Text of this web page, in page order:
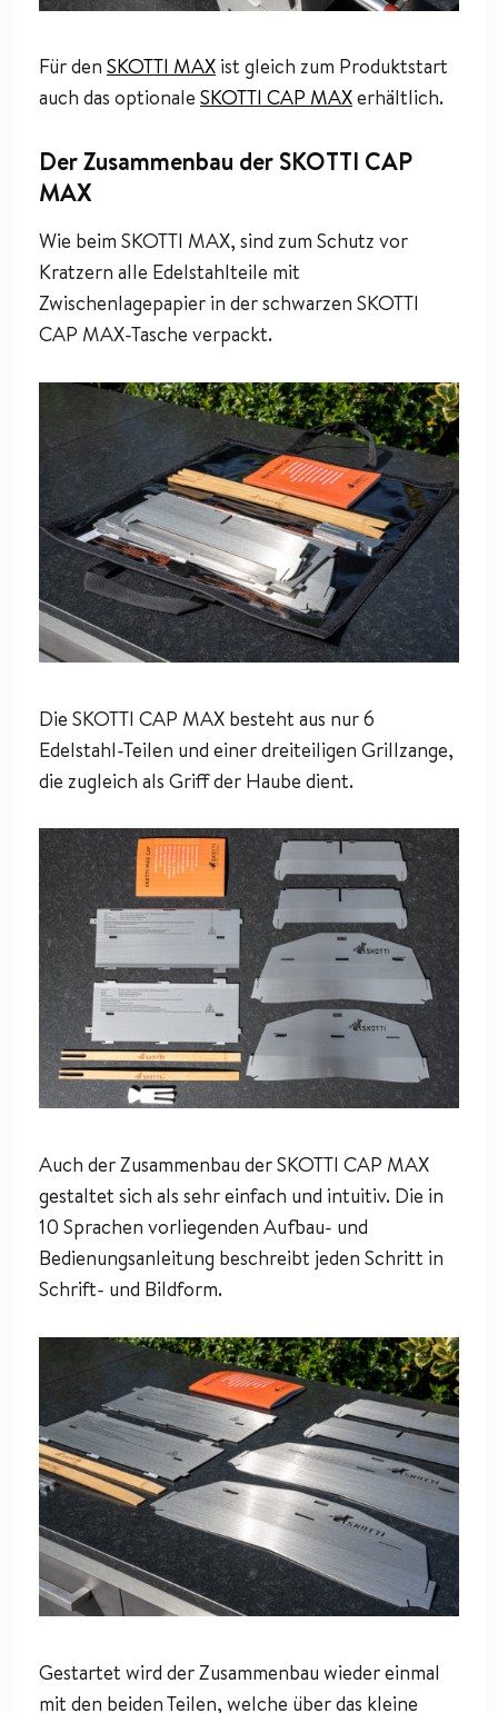
Für den SKOTTI MAX ist gleich zum Produktstart
auch das optionale SKOTTI CAP MAXerhältlich.
Der Zusammenbau der SKOTTI CAP
MAX
Wie beim SKOTTI MAX, sind zum Schutz vor
Kratzern alle Edelstahlteile mit
Zwischenlagepapier in der schwarzen SKOTTI
CAP MAX-Tasche verpackt.
Die SKOTTI CAP MAX besteht aus nur 6
Edelstahl-Teilen und einer dreiteiligen Grillzange,
die zugleich als Griff der Haube dient.
Auch der Zusammenbau der SKOTTI CAP MAX
gestaltet sich als sehr einfach und intuitiv. Die in
10 Sprachen vorliegenden Aufbau- und
Bedienungsanleitung beschreibt jeden Schritt in
Schrift- und Bildform.
Gestartet wird der Zusammenbau wieder einmal
mit den beiden Teilen, welche über das kleine